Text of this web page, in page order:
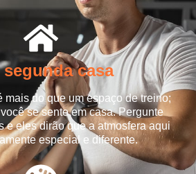
segunda casa​
mais do que um espaço de treino;
se sente em casa. Pergunte
e eles dirão que a atmosfera aqui
especial e diferente.​